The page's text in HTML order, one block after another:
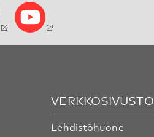
VERKKOSIVUSTO
Lehdistöhuone